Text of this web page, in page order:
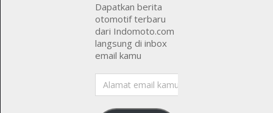
Dapatkan berita
otomotif terbaru
dari Indomoto.com
langsung di inbox
email kamu
Alamat
email